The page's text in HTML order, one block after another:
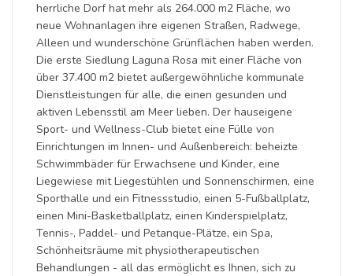
herrliche Dorf hat mehr als 264.000 m2 Fläche, wo
neue Wohnanlagen ihre eigenen Straßen, Radwege,
Alleen und wunderschöne Grünflächen haben werden.
Die erste Siedlung Laguna Rosa mit einer Fläche von
über 37.400 m2 bietet außergewöhnliche kommunale
Dienstleistungen für alle, die einen gesunden und
aktiven Lebensstil am Meer lieben. Der hauseigene
Sport- und Wellness-Club bietet eine Fülle von
Einrichtungen im Innen- und Außenbereich: beheizte
Schwimmbäder für Erwachsene und Kinder, eine
Liegewiese mit Liegestühlen und Sonnenschirmen, eine
Sporthalle und ein Fitnessstudio, einen 5-Fußballplatz,
einen Mini-Basketballplatz, einen Kinderspielplatz,
Tennis-, Paddel- und Petanque-Plätze, ein Spa,
Schönheitsräume mit physiotherapeutischen
Behandlungen - all das ermöglicht es Ihnen, sich zu